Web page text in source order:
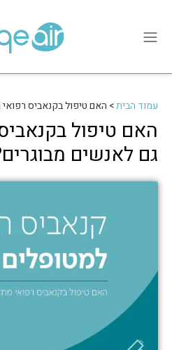
עמוד הבית> האם טיפול בקנאביס
האם טיפול
גם לאנשים